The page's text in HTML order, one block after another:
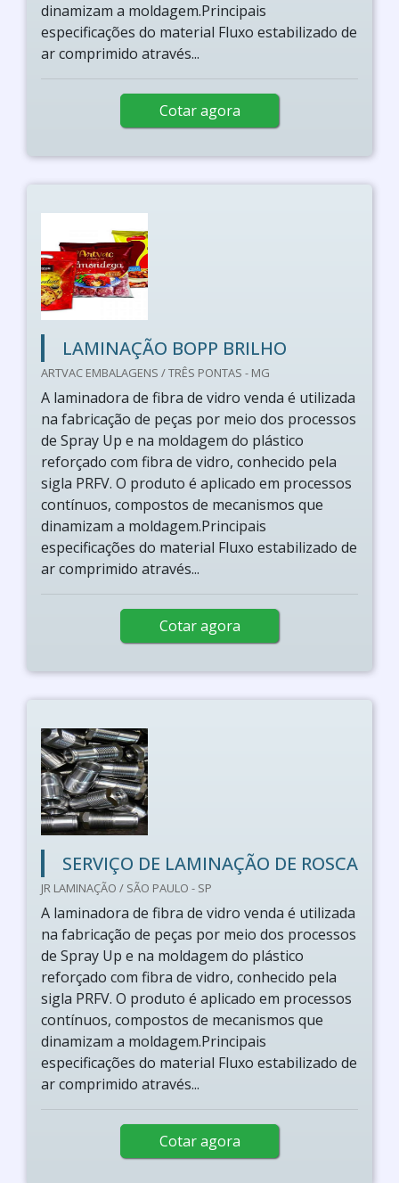
dinamizam a moldagem.Principais
especificações do material Fluxo estabilizado de
ar comprimido através...
Cotar agora
LAMINAÇÃO BOPP BRILHO
ARTVAC EMBALAGENS / TRÊS PONTAS - MG
A laminadora de fibra de vidro venda é utilizada
na fabricação de peças por meio dos processos
de Spray Up e na moldagem do plástico
reforçado com fibra de vidro, conhecido pela
sigla PRFV. O produto é aplicado em processos
contínuos, compostos de mecanismos que
dinamizam a moldagem.Principais
especificações do material Fluxo estabilizado de
ar comprimido através...
Cotar agora
SERVIÇO DE LAMINAÇÃO DE ROSCA
JR LAMINAÇÃO / SÃO PAULO - SP
A laminadora de fibra de vidro venda é utilizada
na fabricação de peças por meio dos processos
de Spray Up e na moldagem do plástico
reforçado com fibra de vidro, conhecido pela
sigla PRFV. O produto é aplicado em processos
contínuos, compostos de mecanismos que
dinamizam a moldagem.Principais
especificações do material Fluxo estabilizado de
ar comprimido através...
Cotar agora